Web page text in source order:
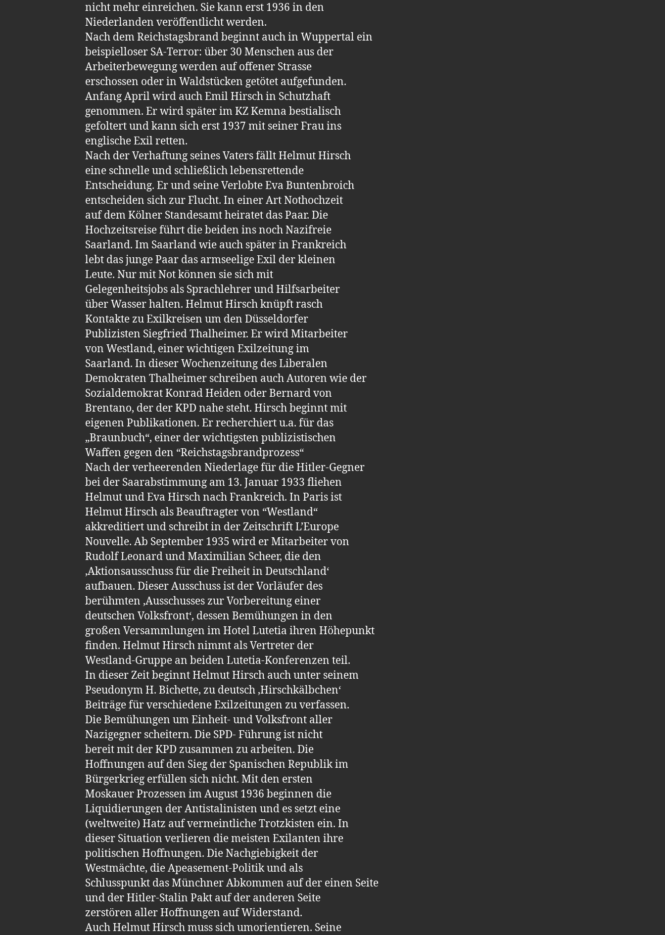
nicht mehr einreichen. Sie kann erst 1936 in den
Niederlanden veröffentlicht werden.
Nach dem Reichstagsbrand beginnt auch in Wuppertal ein
beispielloser SA-Terror: über 30 Menschen aus der
Arbeiterbewegung werden auf offener Strasse
erschossen oder in Waldstücken getötet aufgefunden.
Anfang April wird auch Emil Hirsch in Schutzhaft
genommen. Er wird später im KZ Kemna bestialisch
gefoltert und kann sich erst 1937 mit seiner Frau ins
englische Exil retten.
Nach der Verhaftung seines Vaters fällt Helmut Hirsch
eine schnelle und schließlich lebensrettende
Entscheidung. Er und seine Verlobte Eva Buntenbroich
entscheiden sich zur Flucht. In einer Art Nothochzeit
auf dem Kölner Standesamt heiratet das Paar. Die
Hochzeitsreise führt die beiden ins noch Nazifreie
Saarland. Im Saarland wie auch später in Frankreich
lebt das junge Paar das armseelige Exil der kleinen
Leute. Nur mit Not können sie sich mit
Gelegenheitsjobs als Sprachlehrer und Hilfsarbeiter
über Wasser halten. Helmut Hirsch knüpft rasch
Kontakte zu Exilkreisen um den Düsseldorfer
Publizisten Siegfried Thalheimer. Er wird Mitarbeiter
von Westland, einer wichtigen Exilzeitung im
Saarland. In dieser Wochenzeitung des Liberalen
Demokraten Thalheimer schreiben auch Autoren wie der
Sozialdemokrat Konrad Heiden oder Bernard von
Brentano, der der KPD nahe steht. Hirsch beginnt mit
eigenen Publikationen. Er recherchiert u.a. für das
„Braunbuch“, einer der wichtigsten publizistischen
Waffen gegen den “Reichstagsbrandprozess“
Nach der verheerenden Niederlage für die Hitler-Gegner
bei der Saarabstimmung am 13. Januar 1933 fliehen
Helmut und Eva Hirsch nach Frankreich. In Paris ist
Helmut Hirsch als Beauftragter von “Westland“
akkreditiert und schreibt in der Zeitschrift L’Europe
Nouvelle. Ab September 1935 wird er Mitarbeiter von
Rudolf Leonard und Maximilian Scheer, die den
‚Aktionsausschuss für die Freiheit in Deutschland‘
aufbauen. Dieser Ausschuss ist der Vorläufer des
berühmten ‚Ausschusses zur Vorbereitung einer
deutschen Volksfront‘, dessen Bemühungen in den
großen Versammlungen im Hotel Lutetia ihren Höhepunkt
finden. Helmut Hirsch nimmt als Vertreter der
Westland-Gruppe an beiden Lutetia-Konferenzen teil.
In dieser Zeit beginnt Helmut Hirsch auch unter seinem
Pseudonym H. Bichette, zu deutsch ‚Hirschkälbchen‘
Beiträge für verschiedene Exilzeitungen zu verfassen.
Die Bemühungen um Einheit- und Volksfront aller
Nazigegner scheitern. Die SPD- Führung ist nicht
bereit mit der KPD zusammen zu arbeiten. Die
Hoffnungen auf den Sieg der Spanischen Republik im
Bürgerkrieg erfüllen sich nicht. Mit den ersten
Moskauer Prozessen im August 1936 beginnen die
Liquidierungen der Antistalinisten und es setzt eine
(weltweite) Hatz auf vermeintliche Trotzkisten ein. In
dieser Situation verlieren die meisten Exilanten ihre
politischen Hoffnungen. Die Nachgiebigkeit der
Westmächte, die Apeasement-Politik und als
Schlusspunkt das Münchner Abkommen auf der einen Seite
und der Hitler-Stalin Pakt auf der anderen Seite
zerstören aller Hoffnungen auf Widerstand.
Auch Helmut Hirsch muss sich umorientieren. Seine